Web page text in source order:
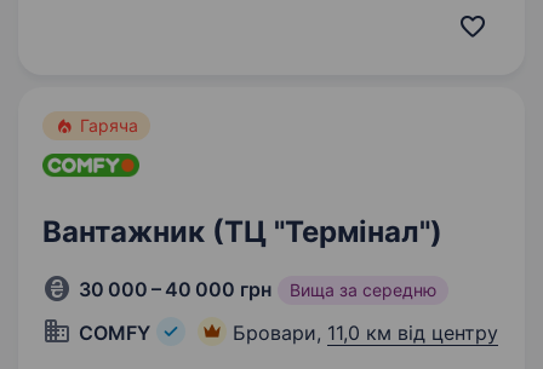
понад 200 співробітників, які працюють на 4
Гаряча
Вантажник (ТЦ "Термінал")
30 000 – 40 000 грн Вища за середню
COMFY Бровари, 11,0 км від центру